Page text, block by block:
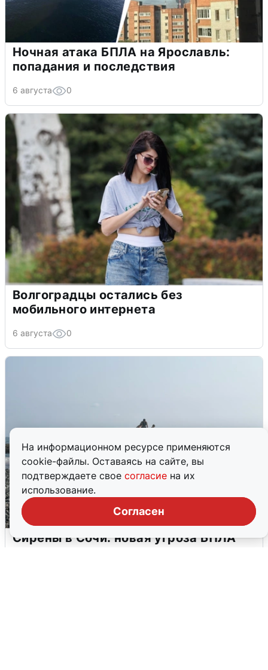
На информационном ресурсе применяются
cookie-файлы. Оставаясь на сайте, вы
подтверждаете свое согласие на их
использование.
Согласен
Ночная атака БПЛА на Ярославль:
попадания и последствия
6 августа 0
Волгоградцы остались без
мобильного интернета
6 августа 0
Сирены в Сочи: новая угроза БПЛА